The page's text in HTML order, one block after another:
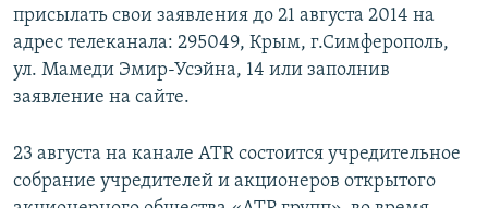
присылать свои заявления до 21 августа 2014 на
адрес телеканала: 295049, Крым, г.Симферополь,
ул. Мамеди Эмир-Усэйна, 14 или заполнив
заявление на сайте.
23 августа на канале ATR состоится учредительное
собрание учредителей и акционеров открытого